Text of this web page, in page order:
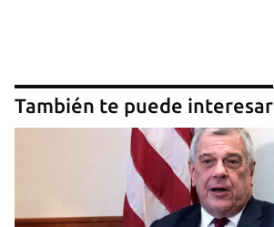
También te puede interesar